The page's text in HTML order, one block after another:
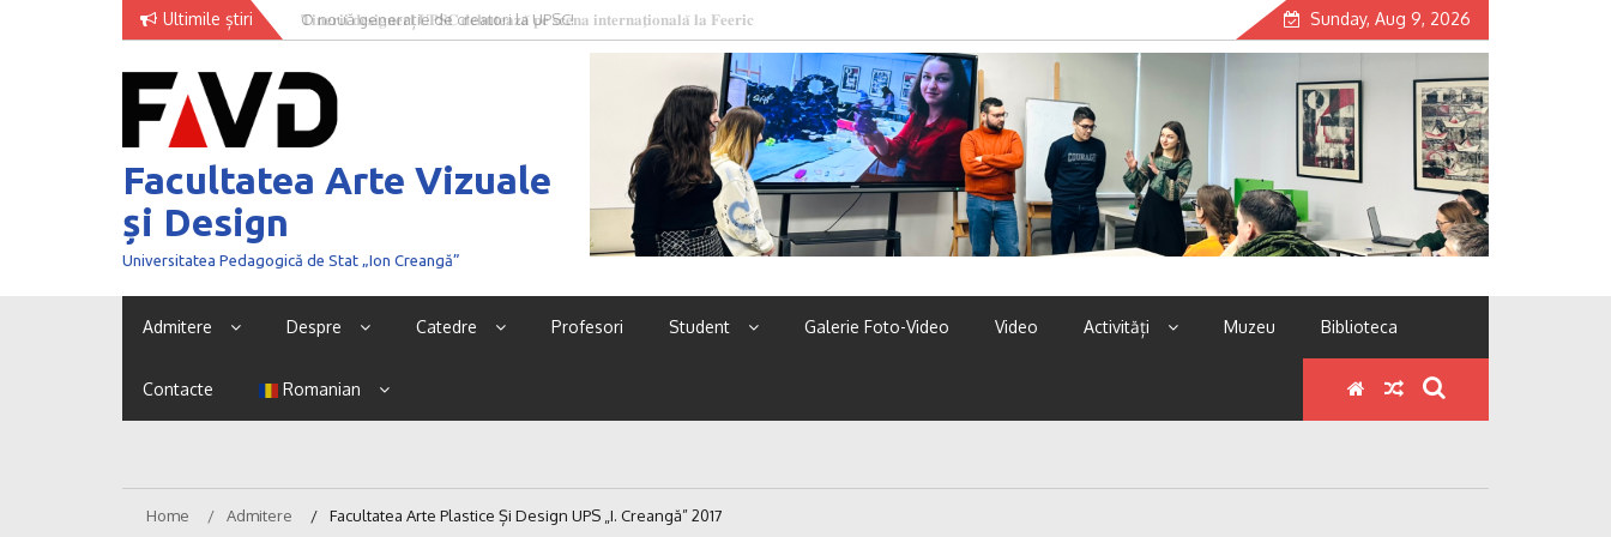
Ultimile știri O nouă generație de creatori la UPSC! Sunday, Aug 9, 2026
Facultatea Arte Vizuale
și Design
Universitatea Pedagogică de Stat „Ion Creangă”
Admitere Despre Catedre Profesori Student Galerie Foto-Video Video Activități Muzeu Biblioteca
Contacte Romanian
Home Admitere Facultatea Arte Plastice Și Design UPS „I. Creangă” 2017